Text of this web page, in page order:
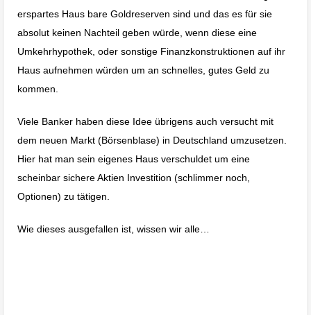
erspartes Haus bare Goldreserven sind und das es für sie
absolut keinen Nachteil geben würde, wenn diese eine
Umkehrhypothek, oder sonstige Finanzkonstruktionen auf ihr
Haus aufnehmen würden um an schnelles, gutes Geld zu
kommen.
Viele Banker haben diese Idee übrigens auch versucht mit
dem neuen Markt (Börsenblase) in Deutschland umzusetzen.
Hier hat man sein eigenes Haus verschuldet um eine
scheinbar sichere Aktien Investition (schlimmer noch,
Optionen) zu tätigen.
Wie dieses ausgefallen ist, wissen wir alle…